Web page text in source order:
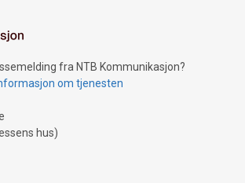
fra NTB Kommunikasjon?
om tjenesten
hus)